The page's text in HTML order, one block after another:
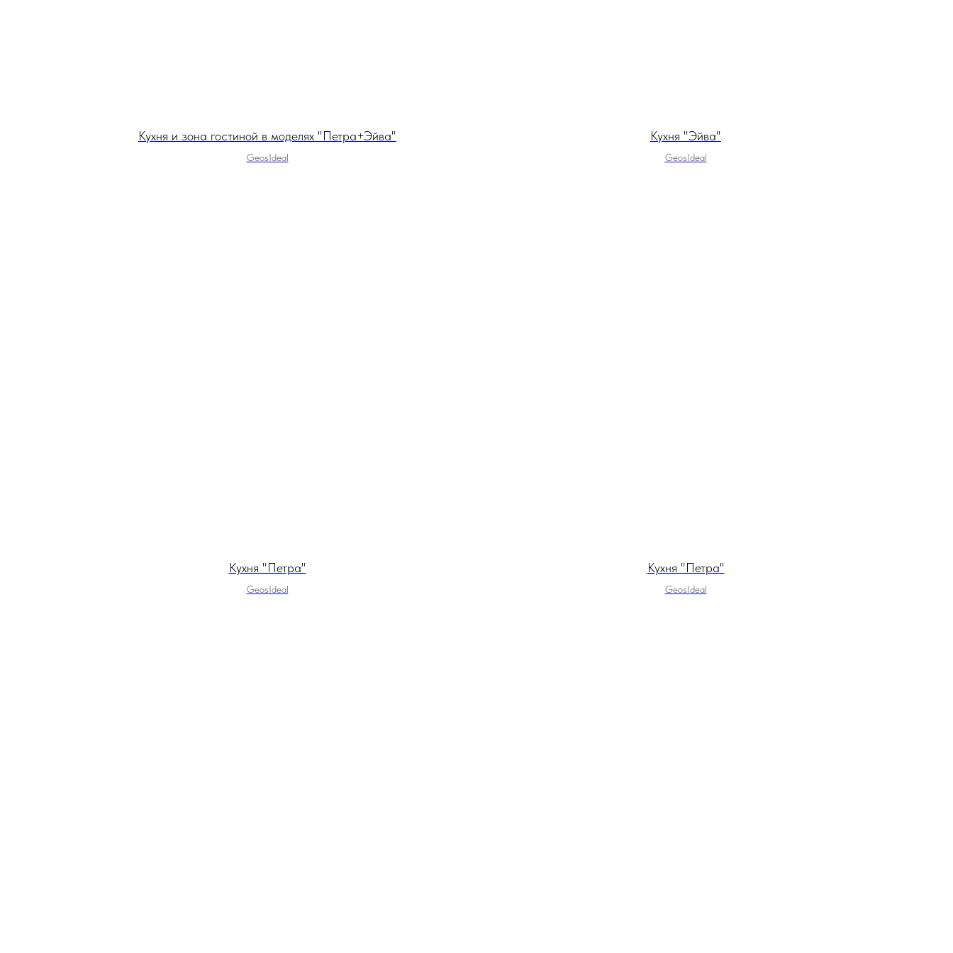
Кухня и зона гостиной в моделях "Петра+Эйва"
GeosIdeal
Кухня "Эйва"
GeosIdeal
Кухня "Петра"
GeosIdeal
Кухня "Петра"
GeosIdeal